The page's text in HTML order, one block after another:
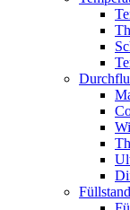
Füllstand